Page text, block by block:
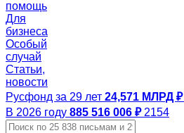
помощь
Для
бизнеса
Особый
случай
Статьи,
новости
Русфонд за 29 лет 24,571 МЛРД ₽
В 2026 году 885 516 006 ₽ 2154